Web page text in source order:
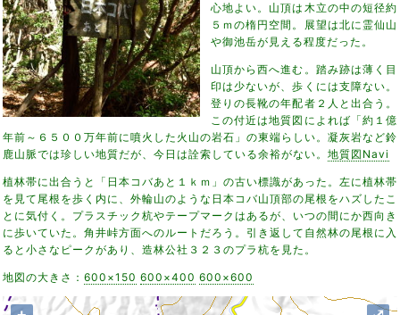
心地よい。山頂は木立の中の短径約
５ｍの楕円空間。展望は北に霊仙山
や御池岳が見える程度だった。
山頂から西へ進む。踏み跡は薄く目
印は少ないが、歩くには支障ない。
登りの長靴の年配者２人と出合う。
この付近は地質図によれば「約１億
年前～６５００万年前に噴火した火山の岩石」の東端らしい。凝灰岩など鈴
鹿山脈では珍しい地質だが、今日は詮索している余裕がない。 地質図Navi
植林帯に出合うと「日本コバあと１ｋｍ」の古い標識があった。左に植林帯
を見て尾根を歩く内に、外輪山のような日本コバ山頂部の尾根をハズしたこ
とに気付く。プラスチック杭やテープマークはあるが、いつの間にか西向き
に歩いていた。角井峠方面へのルートだろう。引き返して自然林の尾根に入
ると小さなピークがあり、造林公社３２３のプラ杭を見た。
地図の大きさ： 600×150 600×400 600×600